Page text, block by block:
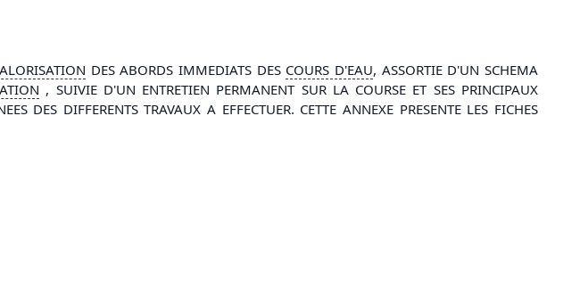
DES ABORDS IMMEDIATS DES COURS D'EAU, ASSORTIE D'UN SCHEMA
, SUIVIE D'UN ENTRETIEN PERMANENT SUR LA COURSE ET SES PRINCIPAUX
DES DIFFERENTS TRAVAUX A EFFECTUER. CETTE ANNEXE PRESENTE LES FICHES